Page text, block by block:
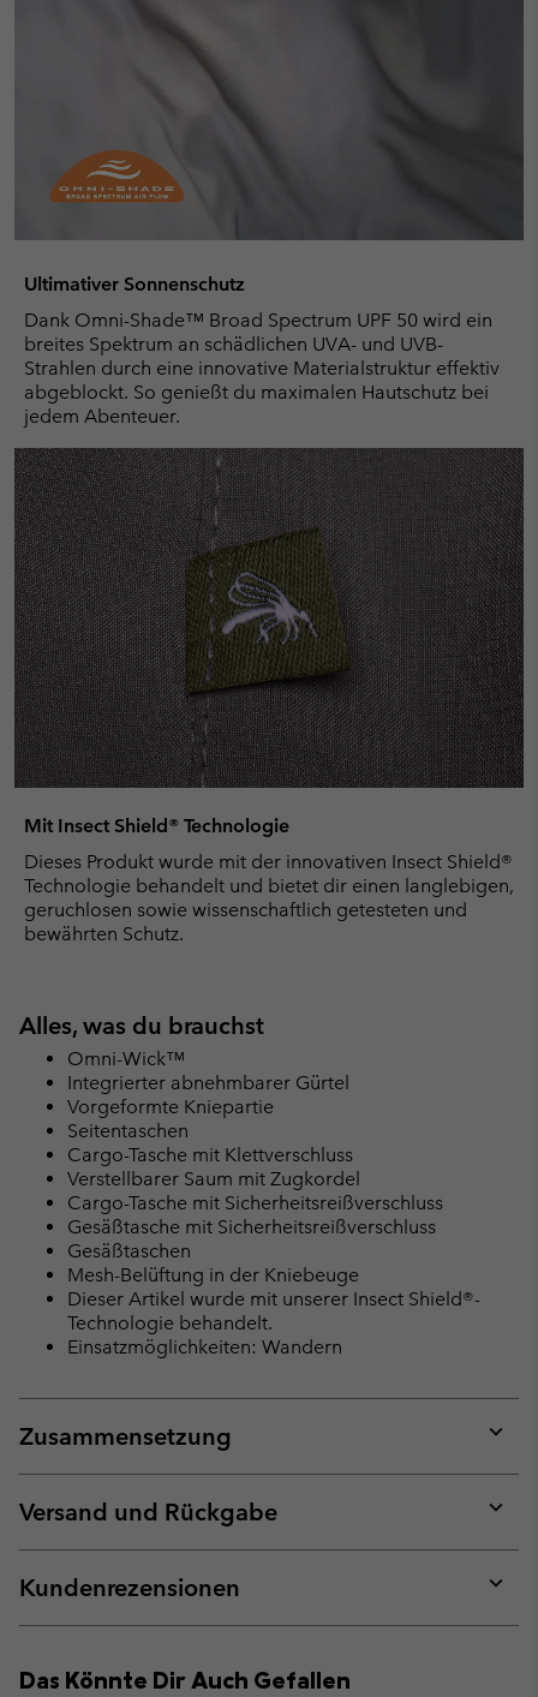
Ultimativer Sonnenschutz
Dank Omni-Shade™ Broad Spectrum UPF 50 wird ein
breites Spektrum an schädlichen UVA- und UVB-
Strahlen durch eine innovative Materialstruktur effektiv
abgeblockt. So genießt du maximalen Hautschutz bei
jedem Abenteuer.
Mit Insect Shield® Technologie
Dieses Produkt wurde mit der innovativen Insect Shield®
Technologie behandelt und bietet dir einen langlebigen,
geruchlosen sowie wissenschaftlich getesteten und
bewährten Schutz.
Alles, was du brauchst
Omni-Wick™
Integrierter abnehmbarer Gürtel
Vorgeformte Kniepartie
Seitentaschen
Cargo-Tasche mit Klettverschluss
Verstellbarer Saum mit Zugkordel
Cargo-Tasche mit Sicherheitsreißverschluss
Gesäßtasche mit Sicherheitsreißverschluss
Gesäßtaschen
Mesh-Belüftung in der Kniebeuge
Dieser Artikel wurde mit unserer Insect Shield®-
Technologie behandelt.
Einsatzmöglichkeiten: Wandern
Zusammensetzung
or
Versand und Rückgabe
or
Kundenrezensionen
or
Das Könnte Dir Auch Gefallen